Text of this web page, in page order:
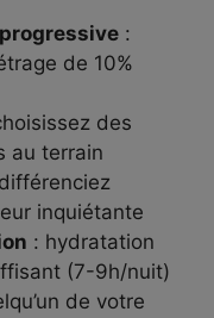
:
de 10%
des
au terrain
inquiétante
: hydratation
(7-9h/nuit)
de votre